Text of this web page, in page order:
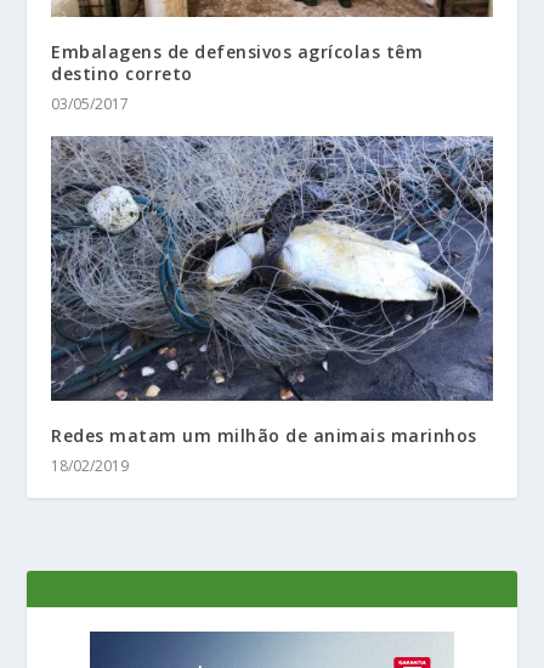
Embalagens de defensivos agrícolas têm
destino correto
03/05/2017
Redes matam um milhão de animais marinhos
18/02/2019